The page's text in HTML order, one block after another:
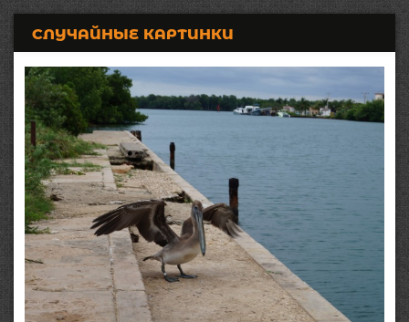
СЛУЧАЙНЫЕ КАРТИНКИ